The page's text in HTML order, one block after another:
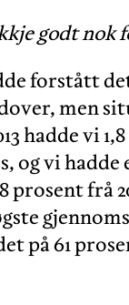
godt nok
forstått
men
hadde vi
og vi hadde
prosent frå
på 61